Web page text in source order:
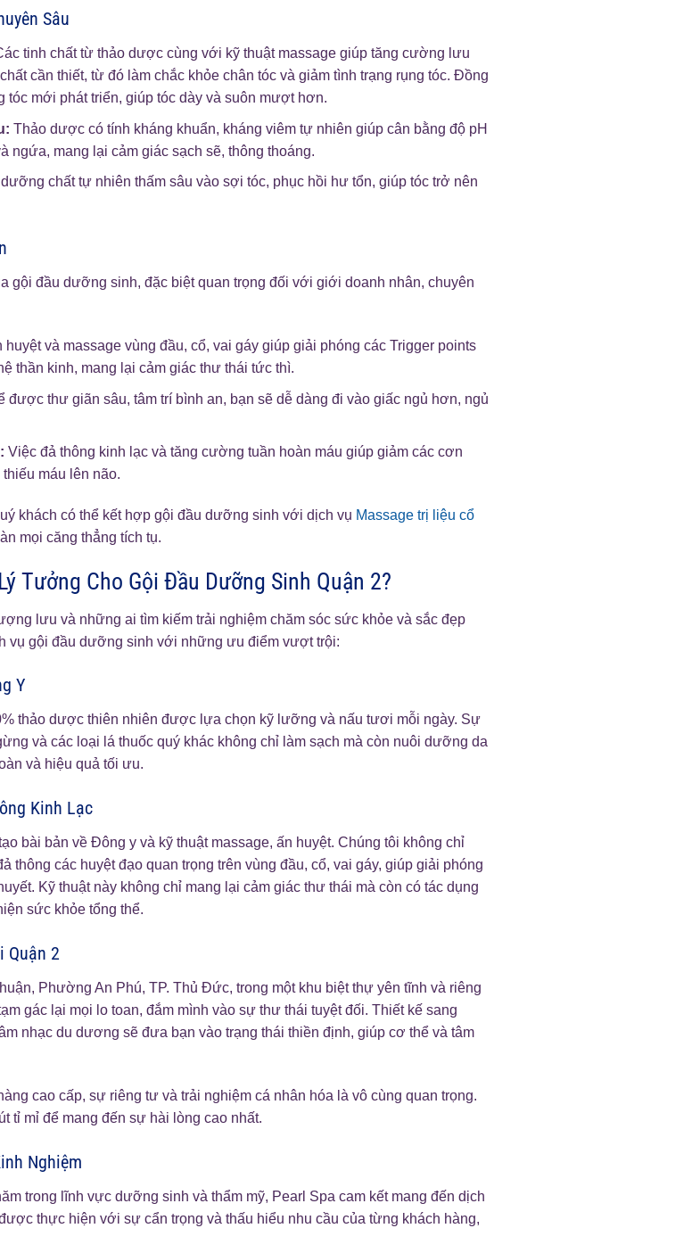
Sâu
tinh chất từ thảo dược cùng với kỹ thuật massage giúp tăng cường lưu
cần thiết, từ đó làm chắc khỏe chân tóc và giảm tình trạng rụng tóc. Đồng
tóc mới phát triển, giúp tóc dày và suôn mượt hơn.
Thảo dược có tính kháng khuẩn, kháng viêm tự nhiên giúp cân bằng độ pH
ngứa, mang lại cảm giác sạch sẽ, thông thoáng.
chất tự nhiên thấm sâu vào sợi tóc, phục hồi hư tổn, giúp tóc trở nên
gội đầu dưỡng sinh, đặc biệt quan trọng đối với giới doanh nhân, chuyên
huyệt và massage vùng đầu, cổ, vai gáy giúp giải phóng các Trigger points
thần kinh, mang lại cảm giác thư thái tức thì.
được thư giãn sâu, tâm trí bình an, bạn sẽ dễ dàng đi vào giấc ngủ hơn, ngủ
Việc đả thông kinh lạc và tăng cường tuần hoàn máu giúp giảm các cơn
máu lên não.
khách có thể kết hợp gội đầu dưỡng sinh với dịch vụ Massage trị liệu cổ
mọi căng thẳng tích tụ.
Tưởng Cho Gội Đầu Dưỡng Sinh Quận 2?
lưu và những ai tìm kiếm trải nghiệm chăm sóc sức khỏe và sắc đẹp
vụ gội đầu dưỡng sinh với những ưu điểm vượt trội:
Y
thảo dược thiên nhiên được lựa chọn kỹ lưỡng và nấu tươi mỗi ngày. Sự
và các loại lá thuốc quý khác không chỉ làm sạch mà còn nuôi dưỡng da
và hiệu quả tối ưu.
Kinh Lạc
bài bản về Đông y và kỹ thuật massage, ấn huyệt. Chúng tôi không chỉ
thông các huyệt đạo quan trọng trên vùng đầu, cổ, vai gáy, giúp giải phóng
Kỹ thuật này không chỉ mang lại cảm giác thư thái mà còn có tác dụng
sức khỏe tổng thể.
Quận 2
Phường An Phú, TP. Thủ Đức, trong một khu biệt thự yên tĩnh và riêng
gác lại mọi lo toan, đắm mình vào sự thư thái tuyệt đối. Thiết kế sang
nhạc du dương sẽ đưa bạn vào trạng thái thiền định, giúp cơ thể và tâm
cao cấp, sự riêng tư và trải nghiệm cá nhân hóa là vô cùng quan trọng.
tỉ mỉ để mang đến sự hài lòng cao nhất.
Nghiệm
trong lĩnh vực dưỡng sinh và thẩm mỹ, Pearl Spa cam kết mang đến dịch
thực hiện với sự cẩn trọng và thấu hiểu nhu cầu của từng khách hàng,